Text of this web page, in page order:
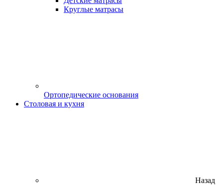
Круглые матрасы
Ортопедические основания
Столовая и кухня
Назад